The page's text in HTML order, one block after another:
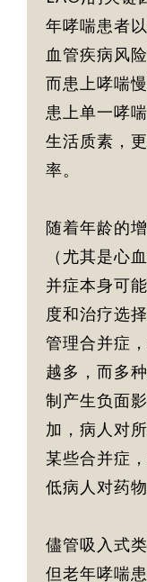
年哮喘患者
血管疾病风
而患上哮喘
患上单一哮
生活质素，
率。
随着年龄的
（尤其是心
并症本身可
度和治疗选
管理合并症
越多，而多
制产生负面
加，病人对
某些合并症
低病人对药
儘管吸入式
但老年哮喘